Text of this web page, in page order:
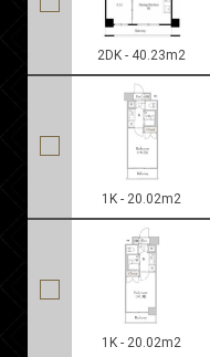
2DK - 40.23m2
1K - 20.02m2
1K - 20.02m2